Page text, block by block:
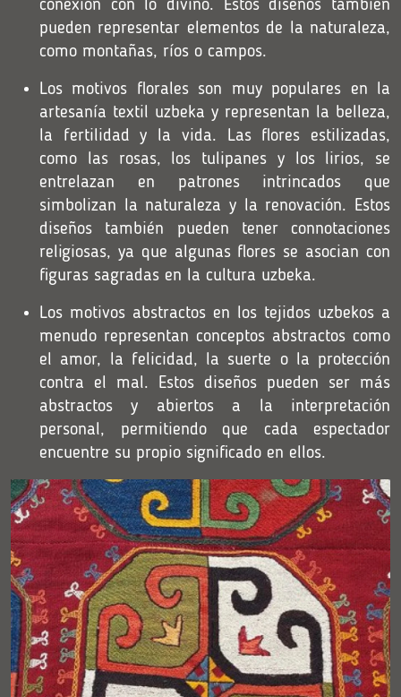
conexión con lo divino. Estos diseños también
pueden representar elementos de la naturaleza,
como montañas, ríos o campos.
Los motivos florales son muy populares en la
artesanía textil uzbeka y representan la belleza,
la fertilidad y la vida. Las flores estilizadas,
como las rosas, los tulipanes y los lirios, se
entrelazan en patrones intrincados que
simbolizan la naturaleza y la renovación. Estos
diseños también pueden tener connotaciones
religiosas, ya que algunas flores se asocian con
figuras sagradas en la cultura uzbeka.
Los motivos abstractos en los tejidos uzbekos a
menudo representan conceptos abstractos como
el amor, la felicidad, la suerte o la protección
contra el mal. Estos diseños pueden ser más
abstractos y abiertos a la interpretación
personal, permitiendo que cada espectador
encuentre su propio significado en ellos.